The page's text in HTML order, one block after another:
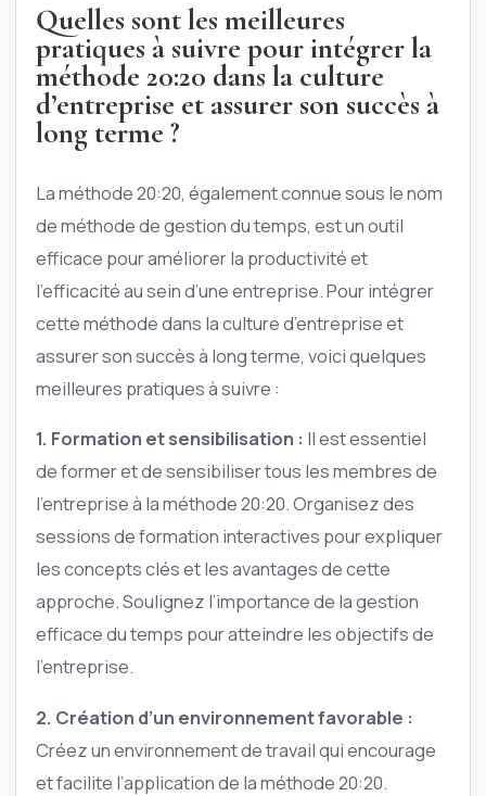
Quelles sont les meilleures
pratiques à suivre pour intégrer la
méthode 20:20 dans la culture
d’entreprise et assurer son succès à
long terme ?
La méthode 20:20, également connue sous le nom
de méthode de gestion du temps, est un outil
efficace pour améliorer la productivité et
l’efficacité au sein d’une entreprise. Pour intégrer
cette méthode dans la culture d’entreprise et
assurer son succès à long terme, voici quelques
meilleures pratiques à suivre :
1. Formation et sensibilisation : Il est essentiel
de former et de sensibiliser tous les membres de
l’entreprise à la méthode 20:20. Organisez des
sessions de formation interactives pour expliquer
les concepts clés et les avantages de cette
approche. Soulignez l’importance de la gestion
efficace du temps pour atteindre les objectifs de
l’entreprise.
2. Création d’un environnement favorable :
Créez un environnement de travail qui encourage
et facilite l’application de la méthode 20:20.